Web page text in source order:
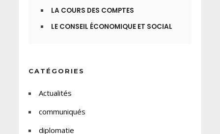
LA COURS DES COMPTES
LE CONSEIL ÉCONOMIQUE ET SOCIAL
CATÉGORIES
Actualités
communiqués
diplomatie